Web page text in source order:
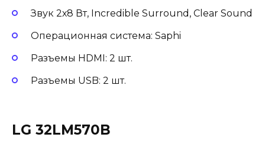
Звук 2х8 Вт, Incredible Surround, Clear Sound
Операционная система: Saphi
Разъемы HDMI: 2 шт.
Разъемы USB: 2 шт.
LG 32LM570B